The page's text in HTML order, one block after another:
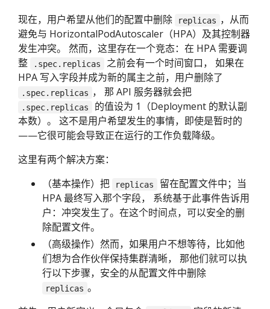
现在，用户希望从他们的配置中删除 replicas ，从而
避免与 HorizontalPodAutoscaler（HPA）及其控制器
发生冲突。 然而，这里存在一个竞态：在 HPA 需要调
整
.spec.replicas
之前会有一个时间窗口， 如果在
HPA 写入字段并成为新的属主之前，用户删除了
.spec.replicas ， 那 API 服务器就会把
.spec.replicas
的值设为 1（Deployment 的默认副
本数）。 这不是用户希望发生的事情，即使是暂时的
——它很可能会导致正在运行的工作负载降级。
这里有两个解决方案：
（基本操作）把
replicas
留在配置文件中；当
HPA 最终写入那个字段， 系统基于此事件告诉用
户：冲突发生了。在这个时间点，可以安全的删
除配置文件。
（高级操作）然而，如果用户不想等待，比如他
们想为合作伙伴保持集群清晰， 那他们就可以执
行以下步骤，安全的从配置文件中删除
replicas 。